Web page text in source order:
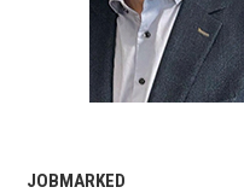
JOBMARKED